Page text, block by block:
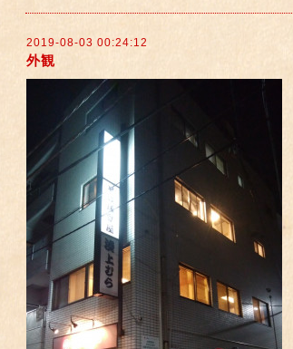
2019-08-03 00:24:12
外観